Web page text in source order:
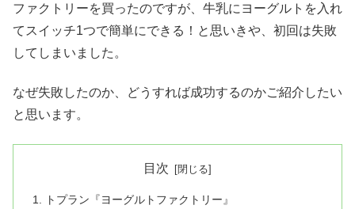
ファクトリーを買ったのですが、牛乳にヨーグルトを入れ
てスイッチ1つで簡単にできる！と思いきや、初回は失敗
してしまいました。
なぜ失敗したのか、どうすれば成功するのかご紹介したい
と思います。
目次
トプラン『ヨーグルトファクトリー』